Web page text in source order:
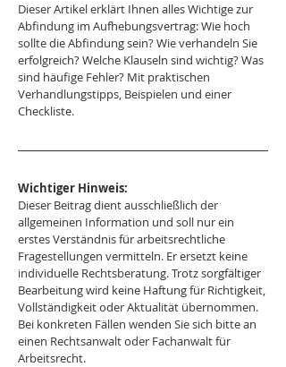
Dieser Artikel erklärt Ihnen alles Wichtige zur
Abfindung im Aufhebungsvertrag: Wie hoch
sollte die Abfindung sein? Wie verhandeln Sie
erfolgreich? Welche Klauseln sind wichtig? Was
sind häufige Fehler? Mit praktischen
Verhandlungstipps, Beispielen und einer
Checkliste.
Wichtiger Hinweis:
Dieser Beitrag dient ausschließlich der
allgemeinen Information und soll nur ein
erstes Verständnis für arbeitsrechtliche
Fragestellungen vermitteln. Er ersetzt keine
individuelle Rechtsberatung. Trotz sorgfältiger
Bearbeitung wird keine Haftung für Richtigkeit,
Vollständigkeit oder Aktualität übernommen.
Bei konkreten Fällen wenden Sie sich bitte an
einen Rechtsanwalt oder Fachanwalt für
Arbeitsrecht.